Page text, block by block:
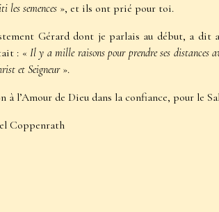
semences », et ils ont prié pour toi.
Gérard dont je parlais au début, a dit
: « Il y a mille raisons pour prendre ses distances
et Seigneur».
l’Amour de Dieu dans la confiance, pour le
Coppenrath